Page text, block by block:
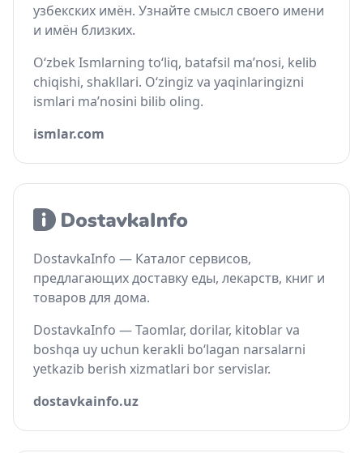
узбекских имён. Узнайте смысл своего имени
и имён близких.
O‘zbek Ismlarning to‘liq, batafsil ma’nosi, kelib
chiqishi, shakllari. O‘zingiz va yaqinlaringizni
ismlari ma’nosini bilib oling.
ismlar.com
DostavkaInfo — Каталог сервисов,
предлагающих доставку еды, лекарств, книг и
товаров для дома.
DostavkaInfo — Taomlar, dorilar, kitoblar va
boshqa uy uchun kerakli bo‘lagan narsalarni
yetkazib berish xizmatlari bor servislar.
dostavkainfo.uz